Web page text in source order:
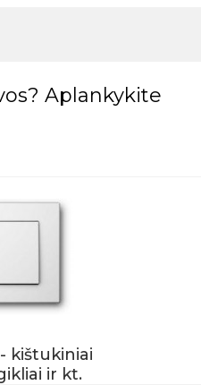
Aplankykite
kištukiniai
ir kt.